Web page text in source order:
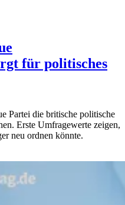
für politisches
Partei die britische politische
Erste Umfragewerte zeigen,
neu ordnen könnte.